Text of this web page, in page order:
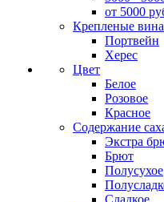
от 5000
Крепленые вина
Портвейн
Херес
Цвет
Белое
Розовое
Красное
Содержание
Экстра
Брют
Полусухое
Сладкое